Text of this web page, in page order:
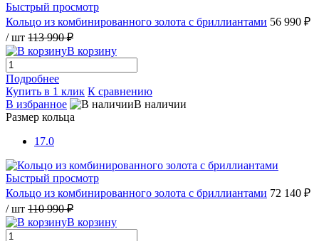
Быстрый просмотр
Кольцо из комбинированного золота с бриллиантами 56 990 ₽
/ шт 113 990 ₽
В корзину
Подробнее
Купить в 1 клик К сравнению
В избранное
В наличии
Размер кольца
17.0
Быстрый просмотр
Кольцо из комбинированного золота с бриллиантами 72 140 ₽
/ шт 110 990 ₽
В корзину